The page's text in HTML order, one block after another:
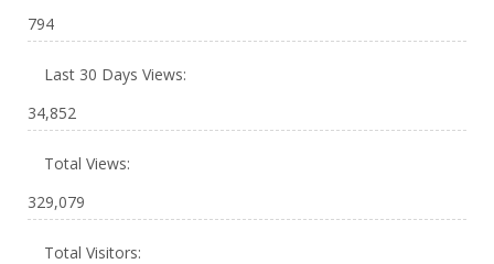
794
Last 30 Days Views:
34,852
Total Views:
329,079
Total Visitors: